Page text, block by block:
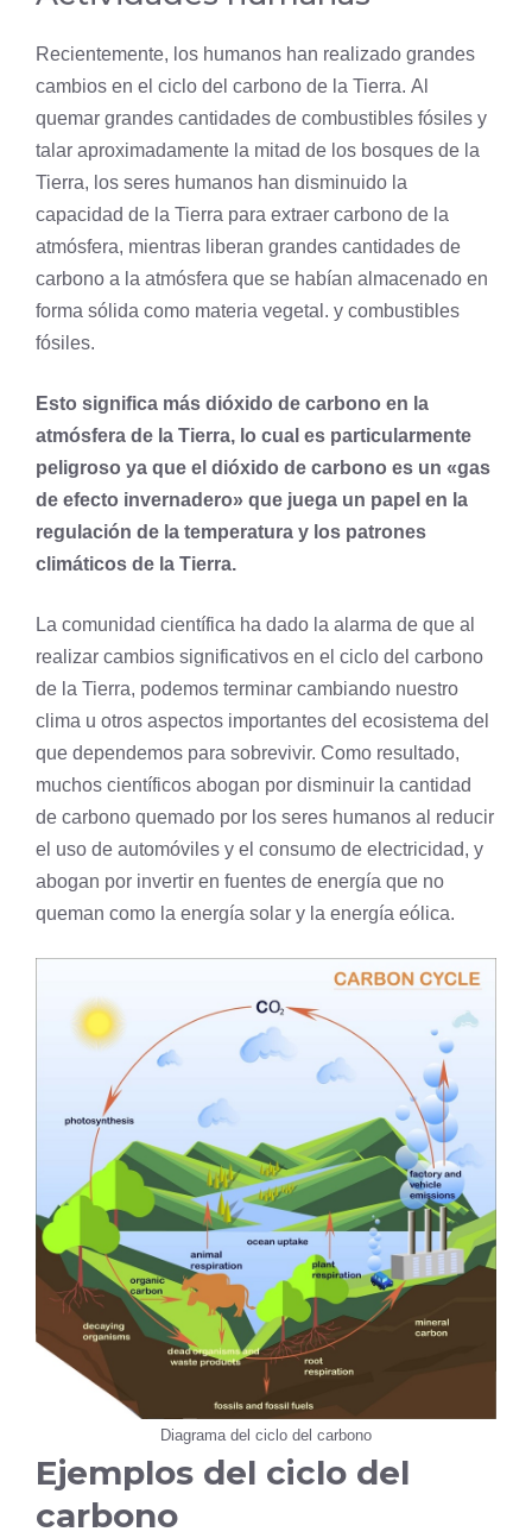
Recientemente, los humanos han realizado grandes
cambios en el ciclo del carbono de la Tierra. Al
quemar grandes cantidades de combustibles fósiles y
talar aproximadamente la mitad de los bosques de la
Tierra, los seres humanos han disminuido la
capacidad de la Tierra para extraer carbono de la
atmósfera, mientras liberan grandes cantidades de
carbono a la atmósfera que se habían almacenado en
forma sólida como materia vegetal. y combustibles
fósiles.
Esto significa más dióxido de carbono en la
atmósfera de la Tierra, lo cual es particularmente
peligroso ya que el dióxido de carbono es un «gas
de efecto invernadero» que juega un papel en la
regulación de la temperatura y los patrones
climáticos de la Tierra.
La comunidad científica ha dado la alarma de que al
realizar cambios significativos en el ciclo del carbono
de la Tierra, podemos terminar cambiando nuestro
clima u otros aspectos importantes del ecosistema del
que dependemos para sobrevivir. Como resultado,
muchos científicos abogan por disminuir la cantidad
de carbono quemado por los seres humanos al reducir
el uso de automóviles y el consumo de electricidad, y
abogan por invertir en fuentes de energía que no
queman como la energía solar y la energía eólica.
Diagrama del ciclo del carbono
Ejemplos del ciclo del
carbono